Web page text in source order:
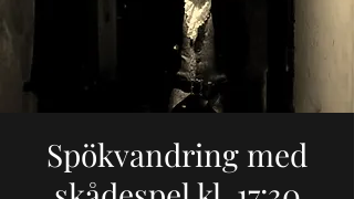
Spökvandring med